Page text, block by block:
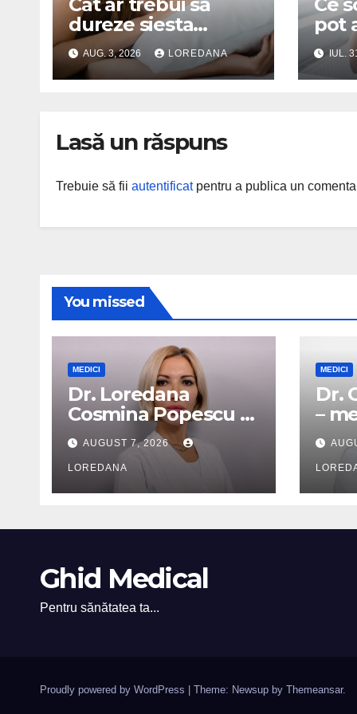
dureze siesta
pentru a-ți reface
organismul?
Specialiștii explică
amiază
AUG. 3, 2026 LOREDANA
pot
IUL.
Lasă un răspuns
Trebuie să fii autentificatpentru a publica un
You missed
MEDICI
Dr. Loredana
Cosmina Popescu –
medic specialist
dermatologie
AUGUST 7, 2026
LOREDANA
MEDICI
Dr.
–
Ghid Medical
Pentru sănătatea ta...
Proudly powered by WordPress | Theme: Newsup by Themeansar.